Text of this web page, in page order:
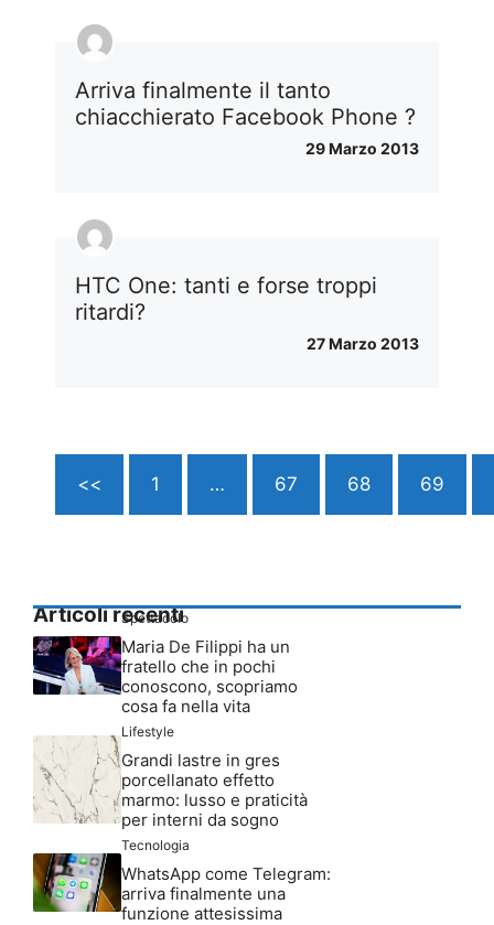
Arriva finalmente il tanto
chiacchierato Facebook Phone ?
29 Marzo 2013
HTC One: tanti e forse troppi
ritardi?
27 Marzo 2013
<< 1 … 67 68 69
Articoli recenti
Spettacolo
Maria De Filippi ha un
fratello che in pochi
conoscono, scopriamo
cosa fa nella vita
Lifestyle
Grandi lastre in gres
porcellanato effetto
marmo: lusso e praticità
per interni da sogno
Tecnologia
WhatsApp come Telegram:
arriva finalmente una
funzione attesissima